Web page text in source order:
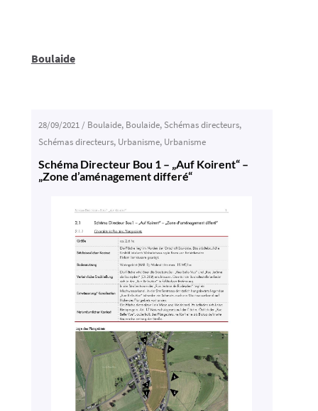
Boulaide
28/09/2021/ Boulaide, Boulaide,Schémas directeurs,
Schémas directeurs, Urbanisme, Urbanisme
Schéma Directeur Bou 1 – „Auf Koirent“ –
„Zone d’aménagement differé“